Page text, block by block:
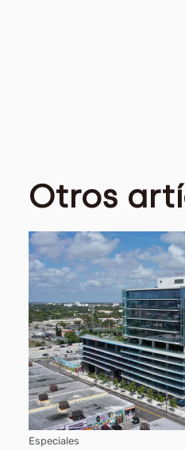
Otros
Especiales